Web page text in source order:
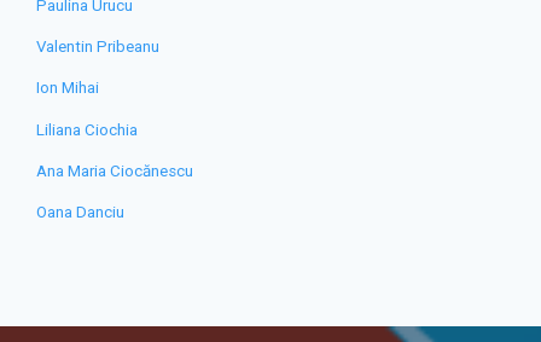
Paulina Urucu
Valentin Pribeanu
Ion Mihai
Liliana Ciochia
Ana Maria Ciocănescu
Oana Danciu